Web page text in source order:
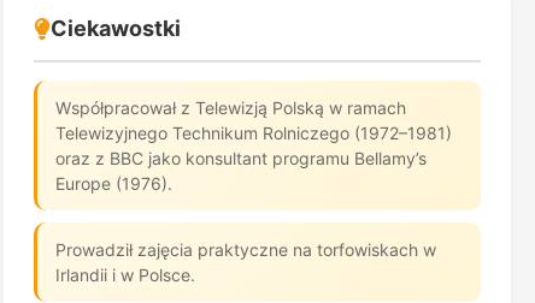
Ciekawostki
Współpracował z Telewizją Polską w ramach
Telewizyjnego Technikum Rolniczego (1972–1981)
oraz z BBC jako konsultant programu Bellamy’s
Europe (1976).
Prowadził zajęcia praktyczne na torfowiskach w
Irlandii i w Polsce.